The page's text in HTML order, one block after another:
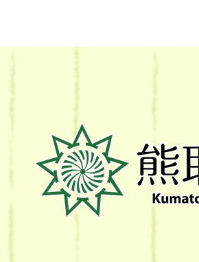
熊
取
町
Kumatori